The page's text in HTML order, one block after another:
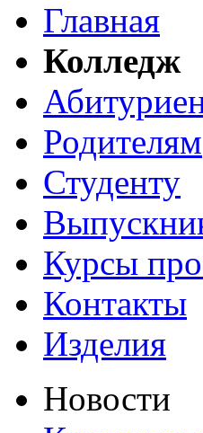
Главная
Колледж
Родителям
Студенту
Курсы
Контакты
Изделия
Новости